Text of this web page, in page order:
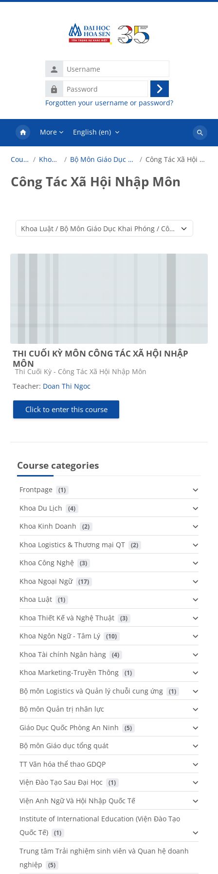
Username
Password
Log
in
Forgotten your username or password?
More English ‎(en)‎
Search
Courses Khoa Luật Bộ Môn Giáo Dục Khai Phóng Công Tác Xã Hội Nhập Môn
Công Tác Xã Hội Nhập Môn
Course categories
THI CUỐI KỲ MÔN CÔNG TÁC XÃ HỘI NHẬP
MÔN
Course category
Thi Cuối Kỳ - Công Tác Xã Hội Nhập Môn
Teacher: Doan Thi Ngoc
Click to enter this course
Course categories
Frontpage (1)
Khoa Du Lịch (4)
Khoa Kinh Doanh (2)
Khoa Logistics & Thương mại QT (2)
Khoa Công Nghệ (3)
Khoa Ngoại Ngữ (17)
Khoa Luật (1)
Khoa Thiết Kế và Nghệ Thuật (3)
Khoa Ngôn Ngữ - Tâm Lý (10)
Khoa Tài chính Ngân hàng (4)
Khoa Marketing-Truyền Thông (1)
Bộ môn Logistics và Quản lý chuỗi cung ứng (1)
Bộ môn Quản trị nhân lực
Giáo Dục Quốc Phòng An Ninh
(5)
Bộ môn Giáo dục tổng quát
TT Văn hóa thể thao GDQP
Viện Đào Tạo Sau Đại Học
(1)
Viện Anh Ngữ Và Hội Nhập Quốc Tế
Institute of International Education (Viện Đào Tạo
Quốc Tế)
(1)
Trung tâm Trải nghiệm sinh viên và Quan hệ doanh
nghiệp
(5)